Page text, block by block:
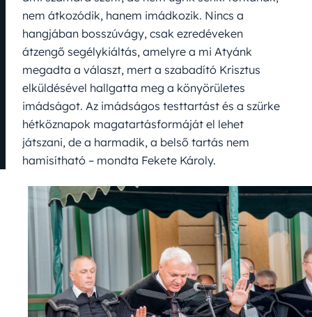
nem átkozódik, hanem imádkozik. Nincs a
hangjában bosszúvágy, csak ezredéveken
átzengő segélykiáltás, amelyre a mi Atyánk
megadta a választ, mert a szabadító Krisztus
elküldésével hallgatta meg a könyörületes
imádságot. Az imádságos testtartást és a szürke
hétköznapok magatartásformáját el lehet
játszani, de a harmadik, a belső tartás nem
hamisítható – mondta Fekete Károly.